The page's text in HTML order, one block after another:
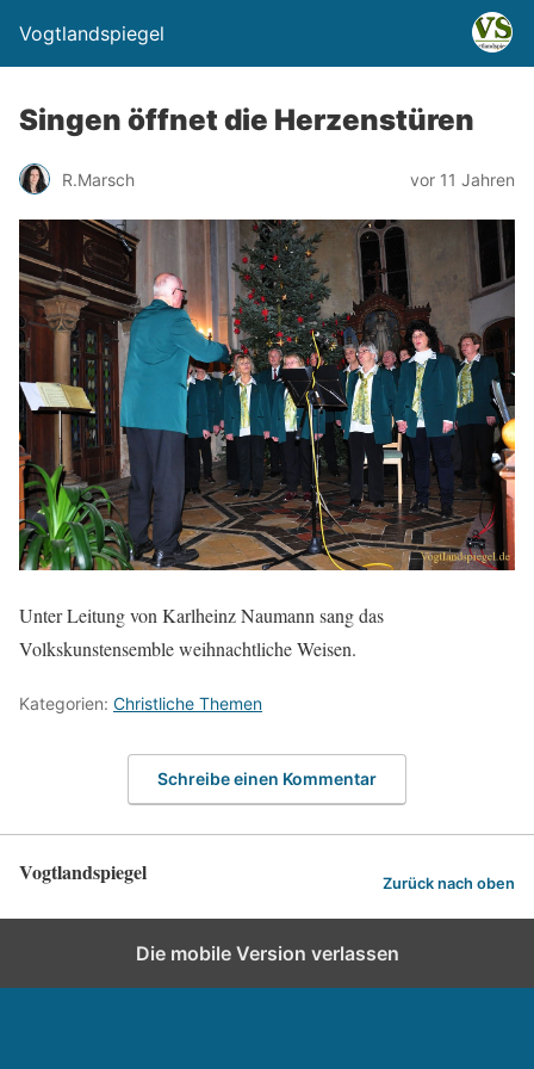
Vogtlandspiegel
Singen öffnet die Herzenstüren
R.Marsch vor 11 Jahren
Unter Leitung von Karlheinz Naumann sang das
Volkskunstensemble weihnachtliche Weisen.
Kategorien: Christliche Themen
Schreibe einen Kommentar
Vogtlandspiegel Zurück nach oben
Die mobile Version verlassen